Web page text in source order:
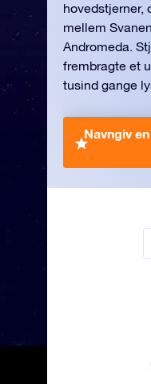
hovedstjerner,
mellem
Andromeda.
frembragte et
tusind gange
Navngiv